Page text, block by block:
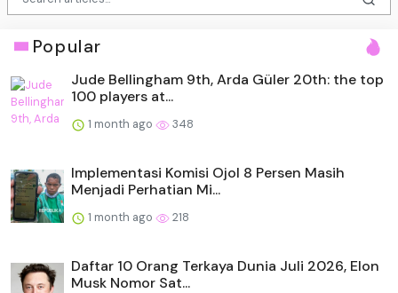
Popular
Jude Bellingham 9th, Arda Güler 20th: the top
100 players at...
1 month ago 348
Implementasi Komisi Ojol 8 Persen Masih
Menjadi Perhatian Mi...
1 month ago 218
Daftar 10 Orang Terkaya Dunia Juli 2026, Elon
Musk Nomor Sat...